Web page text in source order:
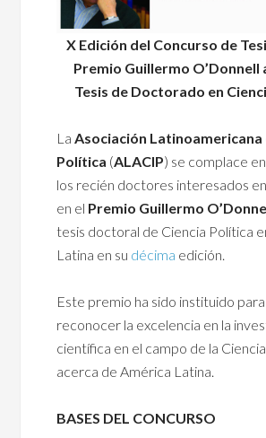
X Edición del Concurso de
Premio Guillermo O’Donnell
Tesis de Doctorado en
LaAsociación Latinoamericana
Política (ALACIP) se complace
los recién doctores interesados
en el Premio Guillermo
tesis doctoral de Ciencia Política
Latina en su décima edición.
Este premio ha sido instituido
reconocer la excelencia en la
científica en el campo de la
acerca de América Latina.
BASES DEL CONCURSO